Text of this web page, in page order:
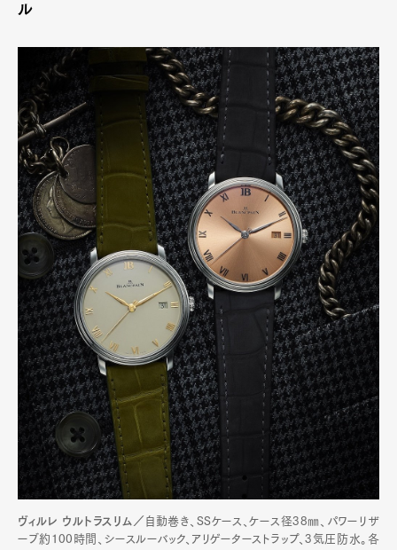
ル
ヴィルレ ウルトラスリム／ 自動巻き、SSケース、ケース径38㎜、パワーリザ
ーブ約100時間、シースルーバック、アリゲーターストラップ、3気圧防水。各